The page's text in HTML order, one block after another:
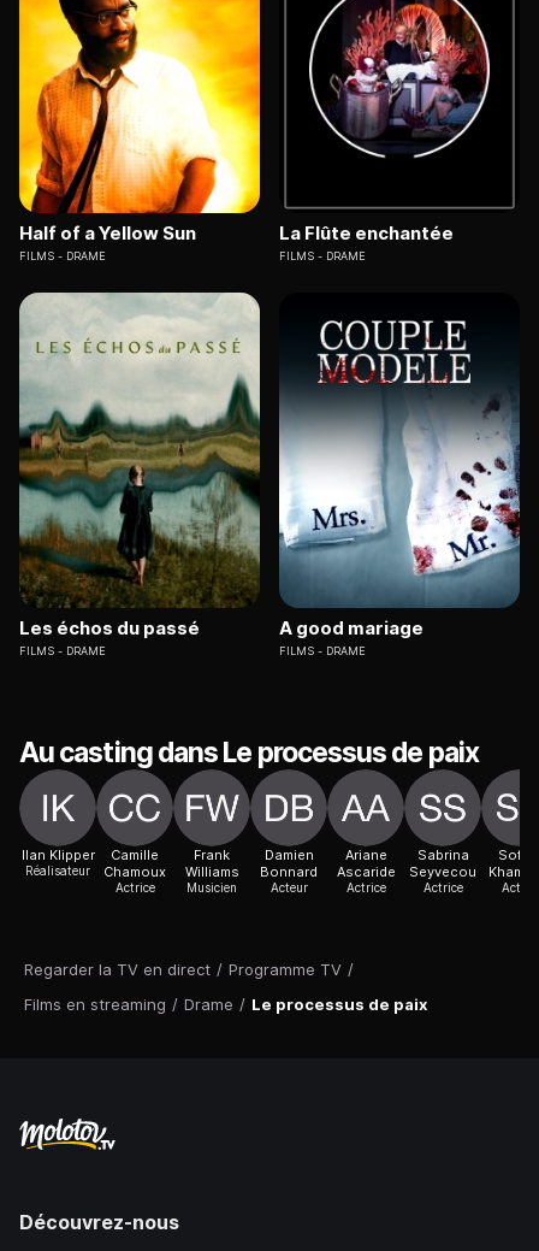
Regarder la TV en direct / Programme TV /
Films en streaming / Drame / Le processus de paix
Half of a Yellow Sun
FILMS DRAME
La Flûte enchantée
FILMS DRAME
Les échos du passé
FILMS DRAME
A good mariage
FILMS DRAME
Au casting dans Le processus de paix
Ilan Klipper
Réalisateur
Camille
Chamoux
Actrice
Frank
Williams
Musicien
Damien
Bonnard
Acteur
Ariane
Ascaride
Actrice
Sabrina
Seyvecou
Actrice Acteur
Découvrez-nous